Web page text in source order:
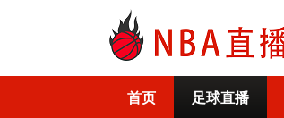
首页 足球直播